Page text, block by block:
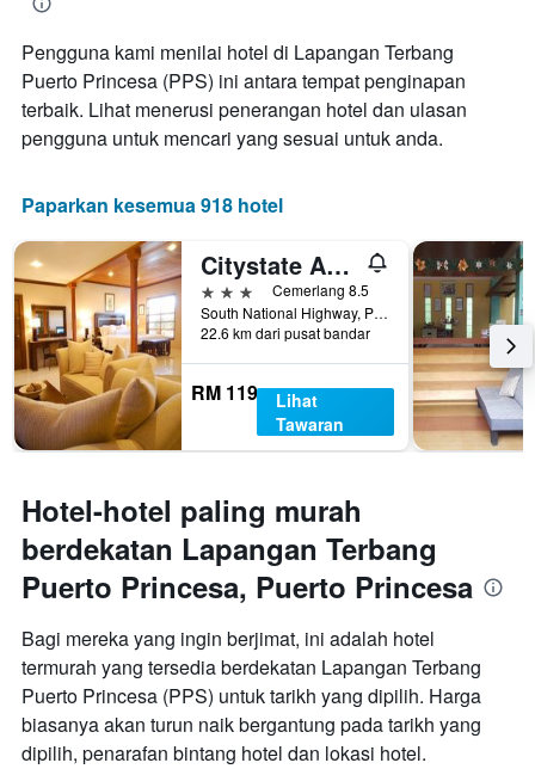
bilangan
sebelum
penginapan
Carta
1
yang
memaparkan
harga
purata
bilik
Pengguna kami menilai hotel di Lapangan Terbang
Puerto Princesa (PPS) ini antara tempat penginapan
terbaik. Lihat menerusi penerangan hotel dan ulasan
pengguna untuk mencari yang sesuai untuk anda.
Paparkan kesemua 918 hotel
Citystate Asturias Hotel Palawan
3 bintangCemerlang 8.5
South National Highway, Puerto Princesa, Filipina
22.6 km dari pusat bandar
RM 119
Lihat
Tawaran
Hotel-hotel paling murah
berdekatan Lapangan Terbang
Puerto Princesa, Puerto Princesa
Bagi mereka yang ingin berjimat, ini adalah hotel
termurah yang tersedia berdekatan Lapangan Terbang
Puerto Princesa (PPS) untuk tarikh yang dipilih. Harga
biasanya akan turun naik bergantung pada tarikh yang
dipilih, penarafan bintang hotel dan lokasi hotel.